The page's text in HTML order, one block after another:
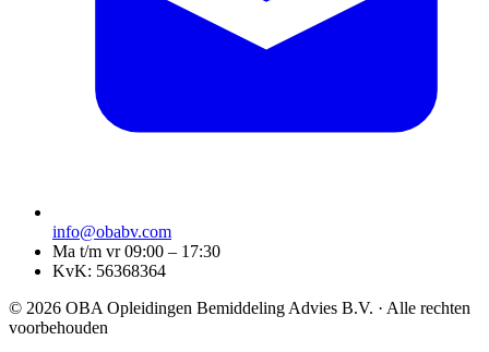
info@obabv.com
Ma t/m vr 09:00 – 17:30
KvK: 56368364
© 2026 OBA Opleidingen Bemiddeling Advies B.V. · Alle rechten
voorbehouden